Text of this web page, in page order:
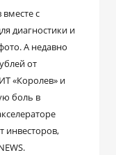
с
диагностики и
А недавно
от
«Королев» и
боль в
инвесторов,